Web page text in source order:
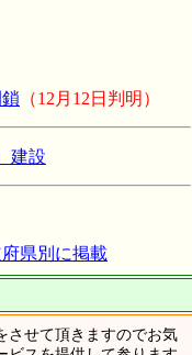
（12月12日判明）
建設
県別に掲載
させて頂きますのでお気